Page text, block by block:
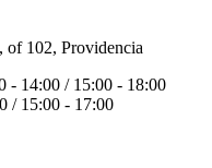
of 102, Providencia
- 14:00 / 15:00 - 18:00
/ 15:00 - 17:00